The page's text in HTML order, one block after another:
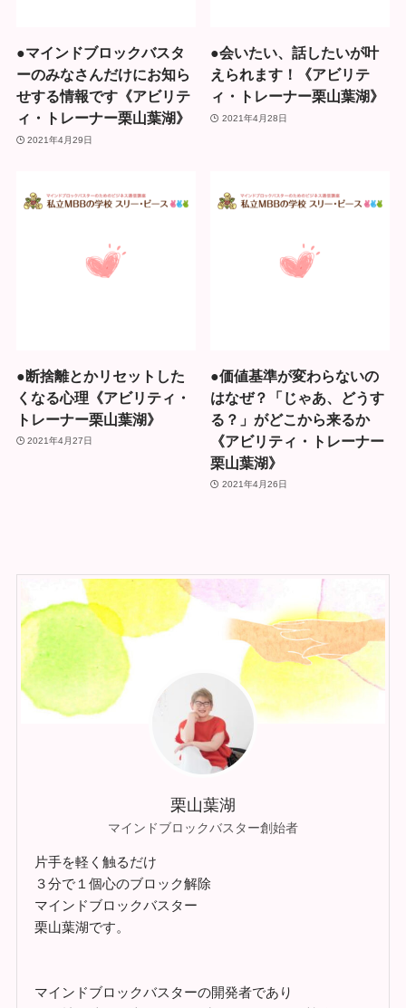
●マインドブロックバスタ
ーのみなさんだけにお知ら
せする情報です《アビリテ
ィ・トレーナー栗山葉湖》
2021年4月29日
●会いたい、話したいが叶
えられます！《アビリテ
ィ・トレーナー栗山葉湖》
2021年4月28日
●断捨離とかリセットした
くなる心理《アビリティ・
トレーナー栗山葉湖》
2021年4月27日
●価値基準が変わらないの
はなぜ？「じゃあ、どうす
る？」がどこから来るか
《アビリティ・トレーナー
栗山葉湖》
2021年4月26日
栗山葉湖
マインドブロックバスター創始者
片手を軽く触るだけ
３分で１個心のブロック解除
マインドブロックバスター
栗山葉湖です。
マインドブロックバスターの開発者であり